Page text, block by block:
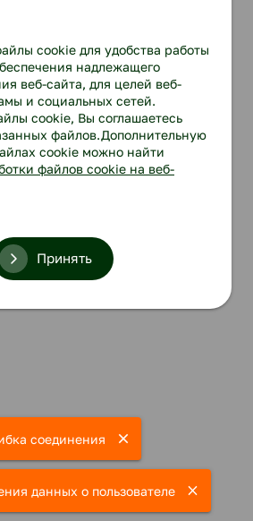
соединения
данных о пользователе
cookie для удобства работы
надлежащего
веб-сайта, для целей веб-
и социальных сетей.
cookie, Вы соглашаетесь
файлов.Дополнительную
cookie можно найти
файлов cookie на веб-
Принять